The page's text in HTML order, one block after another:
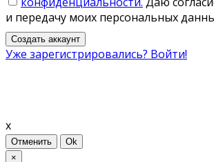
и передачу моих персональных
Создать аккаунт
Уже зарегистрировались? Войти!
x
Отменить
Ok
×